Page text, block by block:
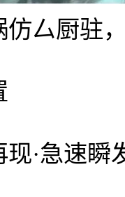
厶厨驻
·急速瞬